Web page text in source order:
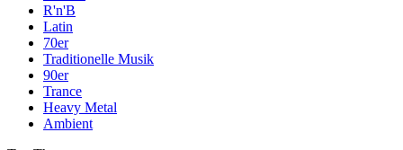
R'n'B
Latin
70er
Traditionelle Musik
90er
Trance
Heavy Metal
Ambient